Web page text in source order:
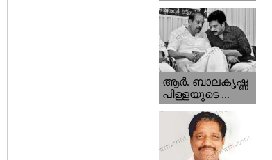
ആര്‍. ബാലകൃഷ്ണ
പിള്ളയുടെ ...